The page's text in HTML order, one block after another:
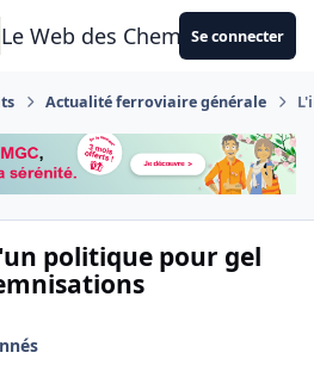
Le Web des CheminotsSe connecter
Actualité ferroviaire générale
politique pour gel